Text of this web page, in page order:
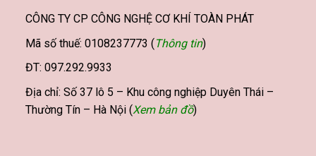
CÔNG TY CP CÔNG NGHỆ CƠ KHÍ TOÀN PHÁT
Mã số thuế: 0108237773 (Thông tin)
ĐT: 097.292.9933
Địa chỉ: Số 37 lô 5 – Khu công nghiệp Duyên Thái –
Thường Tín – Hà Nội (Xem bản đồ)